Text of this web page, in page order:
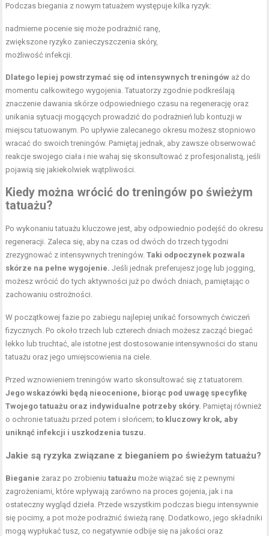
Podczas biegania z nowym tatuażem występuje kilka ryzyk:
nadmierne pocenie się może podrażnić ranę,
zwiększone ryzyko zanieczyszczenia skóry,
możliwość infekcji.
Dlatego lepiej powstrzymać się od intensywnych treningów aż do
momentu całkowitego wygojenia. Tatuatorzy zgodnie podkreślają
znaczenie dawania skórze odpowiedniego czasu na regenerację oraz
unikania sytuacji mogących prowadzić do podrażnień lub kontuzji w
miejscu tatuowanym. Po upływie zalecanego okresu możesz stopniowo
wracać do swoich treningów. Pamiętaj jednak, aby zawsze obserwować
reakcje swojego ciała i nie wahaj się skonsultować z profesjonalistą, jeśli
pojawią się jakiekolwiek wątpliwości.
Kiedy można wrócić do treningów po świeżym
tatuażu?
Po wykonaniu tatuażu kluczowe jest, aby odpowiednio podejść do okresu
regeneracji. Zaleca się, aby na czas od dwóch do trzech tygodni
zrezygnować z intensywnych treningów.Taki odpoczynek pozwala
skórze na pełne wygojenie. Jeśli jednak preferujesz jogę lub jogging,
możesz wrócić do tych aktywności już po dwóch dniach, pamiętając o
zachowaniu ostrożności.
W początkowej fazie po zabiegu najlepiej unikać forsownych ćwiczeń
fizycznych. Po około trzech lub czterech dniach możesz zacząć biegać
lekko lub truchtać, ale istotne jest dostosowanie intensywności do stanu
tatuażu oraz jego umiejscowienia na ciele.
Przed wznowieniem treningów warto skonsultować się z tatuatorem.
Jego wskazówki będą nieocenione, biorąc pod uwagę specyfikę
Twojego tatuażu oraz indywidualne potrzeby skóry. Pamiętaj również
o ochronie tatuażu przed potem i słońcem;to kluczowy krok, aby
uniknąć infekcji i uszkodzenia tuszu.
Jakie są ryzyka związane z bieganiem po świeżym tatuażu?
Bieganie zaraz po zrobieniutatuażu może wiązać się z pewnymi
zagrożeniami, które wpływają zarówno na proces gojenia, jak i na
ostateczny wygląd dzieła. Przede wszystkim podczas biegu intensywnie
się pocimy, a pot może podrażnić świeżą ranę. Dodatkowo, jego składniki
mogą wypłukać tusz, co negatywnie odbije się na jakości oraz